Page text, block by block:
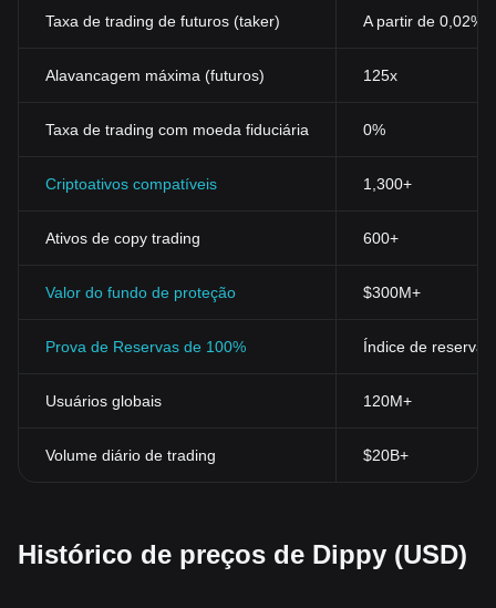
Taxa de trading de futuros (taker) A partir de 0,02%
Alavancagem máxima (futuros) 125x
Taxa de trading com moeda fiduciária 0%
Criptoativos compatíveis 1,300+
Ativos de copy trading 600+
Valor do fundo de proteção $300M+
Prova de Reservas de 100% Índice de
Usuários globais 120M+
Volume diário de trading $20B+
Histórico de preços de Dippy (USD)